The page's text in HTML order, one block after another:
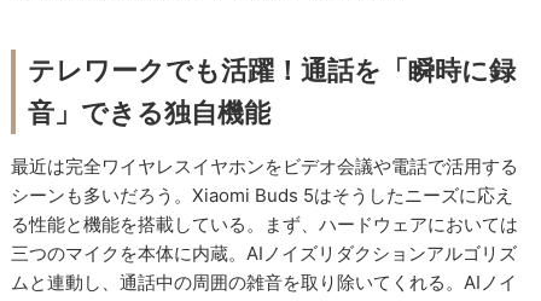
テレワークでも活躍！通話を「瞬時に録
音」できる独自機能
最近は完全ワイヤレスイヤホンをビデオ会議や電話で活用する
シーンも多いだろう。Xiaomi Buds 5はそうしたニーズに応え
る性能と機能を搭載している。まず、ハードウェアにおいては
三つのマイクを本体に内蔵。AIノイズリダクションアルゴリズ
ムと連動し、通話中の周囲の雑音を取り除いてくれる。AIノイ